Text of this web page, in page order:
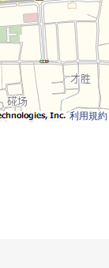
系。
利用規約